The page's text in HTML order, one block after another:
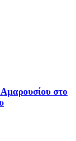
στο